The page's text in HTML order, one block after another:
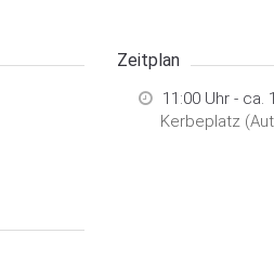
Zeitplan
11:00 Uhr - ca.
Kerbeplatz